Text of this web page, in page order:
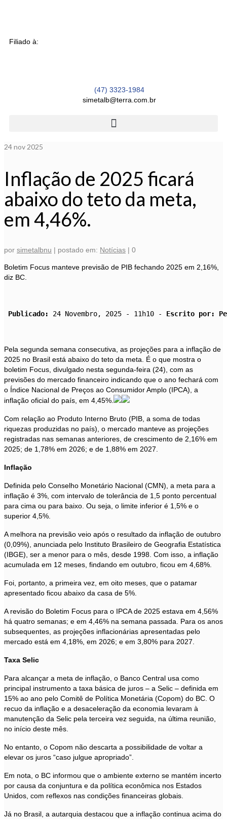
Filiado à:
(47) 3323-1984
simetalb@terra.com.br
24nov 2025
Inflação de 2025 ficará
abaixo do teto da meta,
em 4,46%.
por simetalbnu | postado em: Notícias | 0
Boletim Focus manteve previsão de PIB fechando 2025 em 2,16%,
diz BC.
Publicado: 24 Novembro, 2025 - 11h10 - Escrito por:
Pela segunda semana consecutiva, as projeções para a inflação de
2025 no Brasil está abaixo do teto da meta. É o que mostra o
boletim Focus, divulgado nesta segunda-feira (24), com as
previsões do mercado financeiro indicando que o ano fechará com
o Índice Nacional de Preços ao Consumidor Amplo (IPCA), a
inflação oficial do país, em 4,45%.
Com relação ao Produto Interno Bruto (PIB, a soma de todas
riquezas produzidas no país), o mercado manteve as projeções
registradas nas semanas anteriores, de crescimento de 2,16% em
2025; de 1,78% em 2026; e de 1,88% em 2027.
Inflação
Definida pelo Conselho Monetário Nacional (CMN), a meta para a
inflação é 3%, com intervalo de tolerância de 1,5 ponto percentual
para cima ou para baixo. Ou seja, o limite inferior é 1,5% e o
superior 4,5%.
A melhora na previsão veio após o resultado da inflação de outubro
(0,09%), anunciada pelo Instituto Brasileiro de Geografia Estatística
(IBGE), ser a menor para o mês, desde 1998. Com isso, a inflação
acumulada em 12 meses, findando em outubro, ficou em 4,68%.
Foi, portanto, a primeira vez, em oito meses, que o patamar
apresentado ficou abaixo da casa de 5%.
A revisão do Boletim Focus para o IPCA de 2025 estava em 4,56%
há quatro semanas; e em 4,46% na semana passada. Para os anos
subsequentes, as projeções inflacionárias apresentadas pelo
mercado está em 4,18%, em 2026; e em 3,80% para 2027.
Taxa Selic
Para alcançar a meta de inflação, o Banco Central usa como
principal instrumento a taxa básica de juros – a Selic – definida em
15% ao ano pelo Comitê de Política Monetária (Copom) do BC. O
recuo da inflação e a desaceleração da economia levaram à
manutenção da Selic pela terceira vez seguida, na última reunião,
no início deste mês.
No entanto, o Copom não descarta a possibilidade de voltar a
elevar os juros “caso julgue apropriado”.
Em nota, o BC informou que o ambiente externo se mantém incerto
por causa da conjuntura e da política econômica nos Estados
Unidos, com reflexos nas condições financeiras globais.
Já no Brasil, a autarquia destacou que a inflação continua acima do